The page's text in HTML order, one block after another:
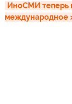
ИноСМИ теперь
международное